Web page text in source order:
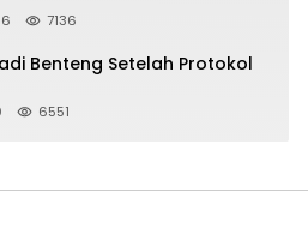
7136
Benteng Setelah Protokol
6551